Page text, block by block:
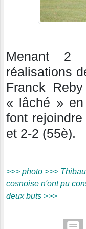
Menant
réalisations
Franck
« lâché »
font
et 2-2 (55è).
>>> photo >>>
cosnoise n'ont pu
deux buts >>>